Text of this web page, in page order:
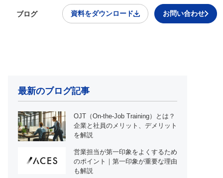
ブログ 資料をダウンロード お問い合わせ
最新のブログ記事
OJT（On-the-Job Training）とは？
企業と社員のメリット、デメリット
を解説
営業担当が第一印象をよくするため
のポイント｜第一印象が重要な理由
も解説